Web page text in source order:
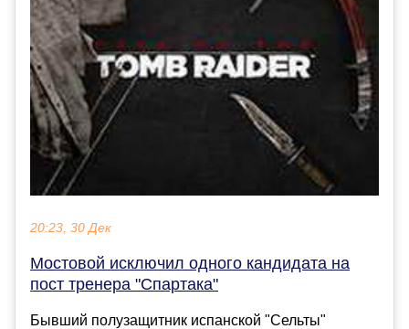
20:23, 30 Дек
Мостовой исключил одного кандидата на
пост тренера "Спартака"
Бывший полузащитник испанской "Сельты"